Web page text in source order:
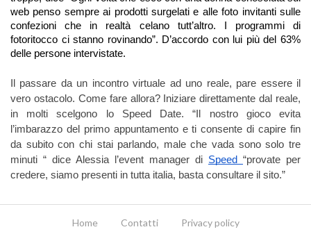
web penso sempre ai prodotti surgelati e alle foto invitanti sulle
confezioni che in realtà celano tutt’altro. I programmi di
fotoritocco ci stanno rovinando”. D’accordo con lui più del 63%
delle persone intervistate.
Il passare da un incontro virtuale ad uno reale, pare essere il
vero ostacolo. Come fare allora? Iniziare direttamente dal reale,
in molti scelgono lo Speed Date. “Il nostro gioco evita
l’imbarazzo del primo appuntamento e ti consente di capire fin
da subito con chi stai parlando, male che vada sono solo tre
minuti “ dice Alessia l’event manager di Speed “provate per
credere, siamo presenti in tutta italia, basta consultare il sito.”
Home Contatti Privacy policy